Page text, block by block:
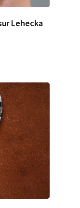
Lehecka